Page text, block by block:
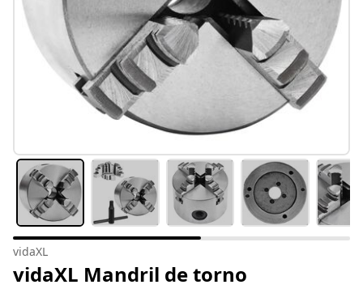
vidaXL
vidaXL Mandril de torno